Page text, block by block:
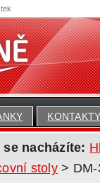
se nacházíte:
stoly> DM-